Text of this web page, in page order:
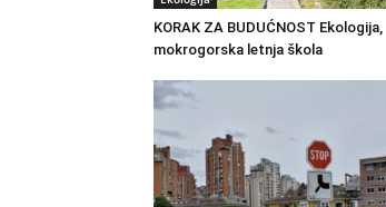
KORAK ZA BUDUĆNOST Ekologija,
mokrogorska letnja škola